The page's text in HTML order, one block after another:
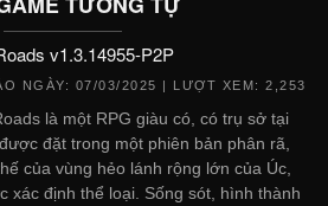
v1.3.14955-P2P
NGÀY: 07/03/2025 | LƯỢT XEM: 2,253
là một RPG giàu có, có trụ sở tại
đặt trong một phiên bản phân rã,
của vùng hẻo lánh rộng lớn của Úc,
xác định thể loại. Sống sót, hình thành